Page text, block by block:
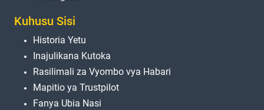
Kuhusu Sisi
Historia Yetu
Inajulikana Kutoka
Rasilimali za Vyombo vya Habari
Mapitio ya Trustpilot
Fanya Ubia Nasi